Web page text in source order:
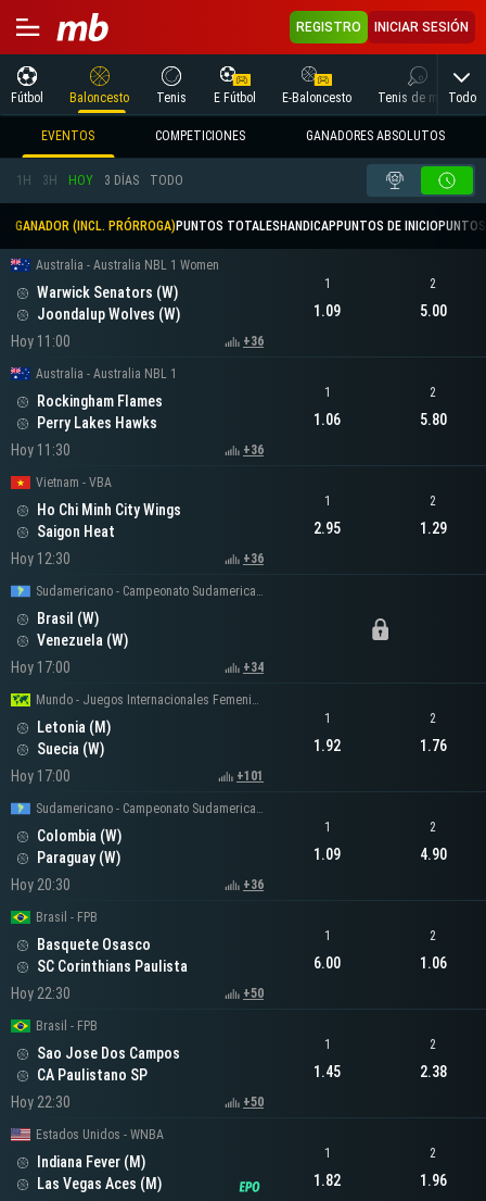
REGISTRO INICIAR SESIÓN
Fútbol Baloncesto Tenis E Fútbol E-Baloncesto Tenis de mesaTodo
EVENTOS COMPETICIONES GANADORES ABSOLUTOS
1H 3H HOY 3 DÍAS TODO
GANADOR (INCL. PRÓRROGA) PUNTOS TOTALES HANDICAP PUNTOS DE INICIO
Australia - Australia NBL 1 Women
Warwick Senators (W)
Joondalup Wolves (W)
Hoy 11:00
+36
1
1.09
2
5.00
Australia - Australia NBL 1
Rockingham Flames
Perry Lakes Hawks
Hoy 11:30
+36
1
1.06
2
5.80
Vietnam - VBA
Ho Chi Minh City Wings
Saigon Heat
Hoy 12:30
+36
1
2.95
2
1.29
Sudamericano - Campeonato Sudamericano Femenino
Brasil (W)
Venezuela (W)
Hoy 17:00
+34
Mundo - Juegos Internacionales Femeninos
Letonia (M)
Suecia (W)
Hoy 17:00
+101
1
1.92
2
1.76
Sudamericano - Campeonato Sudamericano Femenino
Colombia (W)
Paraguay (W)
Hoy 20:30
+36
1
1.09
2
4.90
Brasil - FPB
Basquete Osasco
SC Corinthians Paulista
Hoy 22:30
+50
1
6.00
2
1.06
Brasil - FPB
Sao Jose Dos Campos
CA Paulistano SP
Hoy 22:30
+50
1
1.45
2
2.38
Estados Unidos - WNBA
Indiana Fever (M)
Las Vegas Aces (M)
1
1.82
2
1.96